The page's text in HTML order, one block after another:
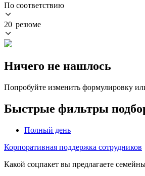
По соответствию
20 резюме
Ничего не нашлось
Попробуйте изменить формулировку
Быстрые фильтры
Полный день
Корпоративная поддержка сотрудников
Какой соцпакет вы предлагаете